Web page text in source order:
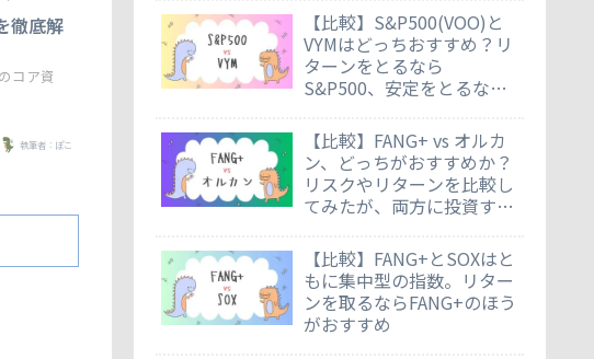
徹底解
コア資
執筆者：ぽこ
【比較】S&P500(VOO)と
VYMはどっちおすすめ？リ
ターンをとるなら
S&P500、安定をとるなら
【比較】FANG+ vs オルカ
ン、どっちがおすすめか？
リスクやリターンを比較し
てみたが、両方に投資する
【比較】FANG+とSOXはと
もに集中型の指数。リター
ンを取るならFANG+のほう
がおすすめ